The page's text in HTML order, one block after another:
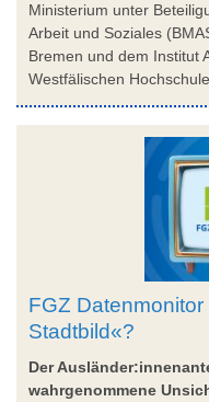
Ministerium unter
Arbeit und Soziales
Bremen und dem Institut
Westfälischen
FGZ
Stadtbild«?
Der
wahrgenommene